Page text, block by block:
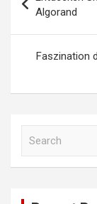
Algorand
Faszination